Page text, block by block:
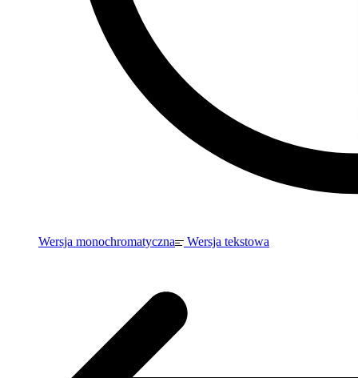
Wersja monochromatyczna Wersja tekstowa